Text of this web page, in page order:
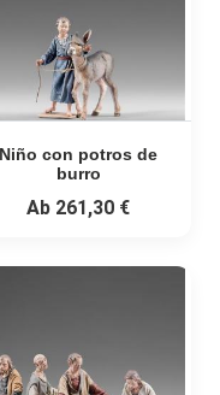
Niño con potros de
burro
Ab 261,30 €